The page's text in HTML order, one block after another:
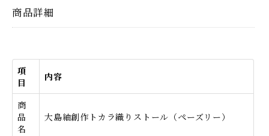
商品詳細
項
目
内容
商
品
名
大島紬創作トカラ織りストール（ペーズリー）